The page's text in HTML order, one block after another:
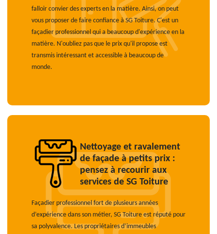
falloir convier des experts en la matière. Ainsi, on peut
vous proposer de faire confiance à SG Toiture. C'est un
façadier professionnel qui a beaucoup d'expérience en la
matière. N'oubliez pas que le prix qu'il propose est
transmis intéressant et accessible à beaucoup de
monde.
Nettoyage et ravalement
de façade à petits prix :
pensez à recourir aux
services de SG Toiture
Façadier professionnel fort de plusieurs années
d’expérience dans son métier, SG Toiture est réputé pour
sa polyvalence. Les propriétaires d’immeubles